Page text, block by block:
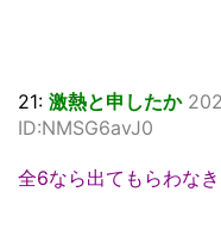
21: 激熱と申したか
ID:NMSG6avJ0
全6なら出てもらわな